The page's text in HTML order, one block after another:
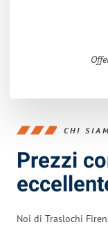
CHI
Prezzi
Noi di Traslochi